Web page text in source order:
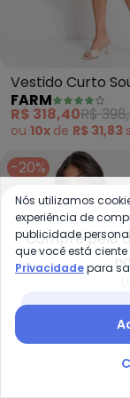
Vestido Curto
(Bege)
FARM
R$ 318,40R$
ou 10x de R$ 31,83
-20%
Compre pelo
Nós utilizamos
experiência de
publicidade
que você está
Privacidadepara